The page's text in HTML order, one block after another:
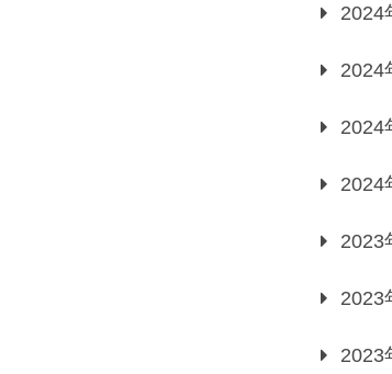
2024
2024
2024
2024
2023
2023
2023